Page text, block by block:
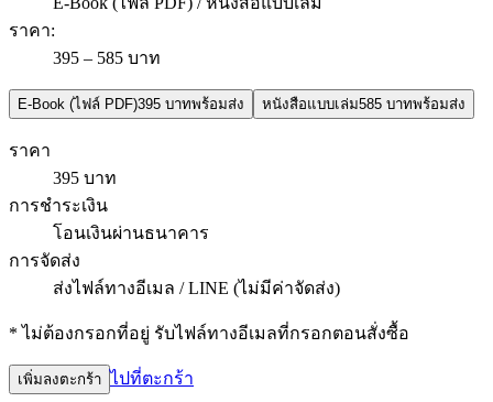
ราคา:
395 – 585 บาท
E-Book (ไฟล์ PDF)395 บาทพร้อมส่ง หนังสือแบบเล่ม585 บาทพร้อมส่ง
ราคา
395 บาท
การชำระเงิน
โอนเงินผ่านธนาคาร
การจัดส่ง
ส่งไฟล์ทางอีเมล / LINE (ไม่มีค่าจัดส่ง)
* ไม่ต้องกรอกที่อยู่ รับไฟล์ทางอีเมลที่กรอกตอนสั่งซื้อ
เพิ่มลงตะกร้า ไปที่ตะกร้า